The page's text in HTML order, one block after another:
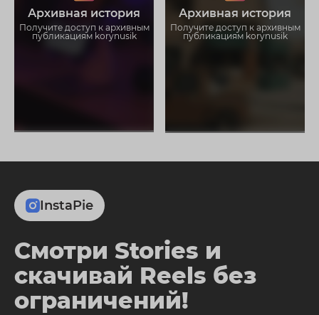
Архивная история
Получите доступ к архивным
публикациям korynusik
Загружайте истории без
ограничений
Архивная история
Получите доступ к архивным
публикациям korynusik
Загружайте истории без
ограничений
InstaPie
Смотри Stories и
скачивай Reels без
ограничений!